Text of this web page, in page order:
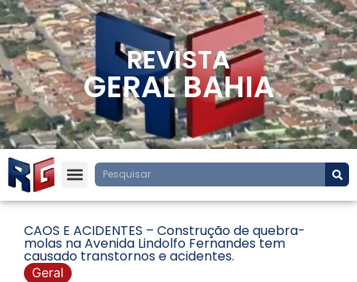
REVISTA
GERAL BAHIA
CAOS E ACIDENTES – Construção de quebra-
molas na Avenida Lindolfo Fernandes tem
causado transtornos e acidentes.
Geral